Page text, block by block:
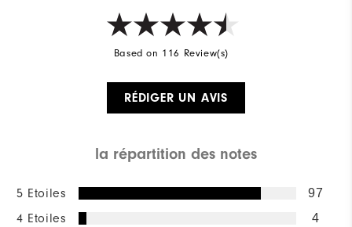
Based on 116 Review(s)
RÉDIGER UN AVIS
la répartition des notes
5 Etoiles 97
4 Etoiles 4